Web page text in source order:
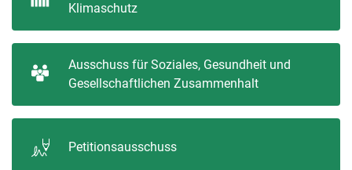
Klimaschutz
Ausschuss für Soziales, Gesundheit und
Gesellschaftlichen Zusammenhalt
Petitionsausschuss